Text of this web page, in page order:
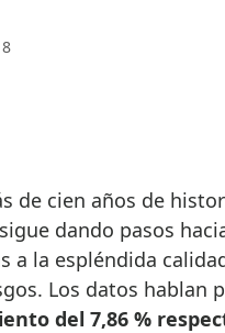
dando pasos
a la espléndida
Los datos hablan
del 7,86 %